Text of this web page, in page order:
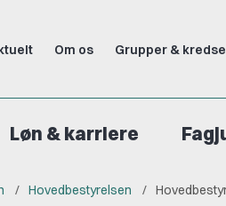
Om os Grupper & kredse
Løn & karriere
Hovedbestyrelsen